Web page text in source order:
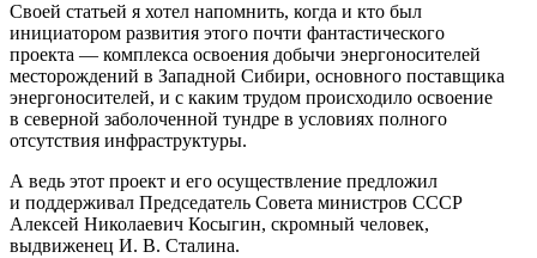
Своей статьей я хотел напомнить, когда и кто был
инициатором развития этого почти фантастического
проекта — комплекса освоения добычи энергоносителей
месторождений в Западной Сибири, основного поставщика
энергоносителей, и с каким трудом происходило освоение
в северной заболоченной тундре в условиях полного
отсутствия инфраструктуры.
А ведь этот проект и его осуществление предложил
и поддерживал Председатель Совета министров СССР
Алексей Николаевич Косыгин, скромный человек,
выдвиженец И. В. Сталина.